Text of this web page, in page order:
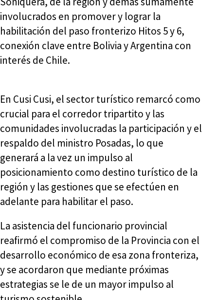
involucrados en promover y lograr la
habilitación del paso fronterizo Hitos 5 y 6,
conexión clave entre Bolivia y Argentina con
interés de Chile.
En Cusi Cusi, el sector turístico remarcó como
crucial para el corredor tripartito y las
comunidades involucradas la participación y el
respaldo del ministro Posadas, lo que
generará a la vez un impulso al
posicionamiento como destino turístico de la
región y las gestiones que se efectúen en
adelante para habilitar el paso.
La asistencia del funcionario provincial
reafirmó el compromiso de la Provincia con el
desarrollo económico de esa zona fronteriza,
y se acordaron que mediante próximas
estrategias se le de un mayor impulso al